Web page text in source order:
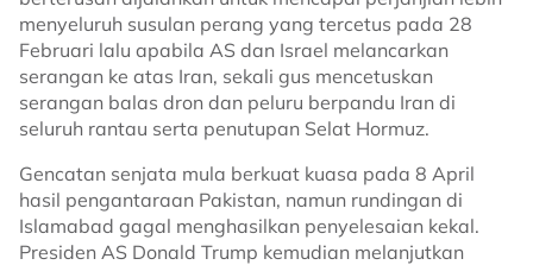
menyeluruh susulan perang yang tercetus pada 28
Februari lalu apabila AS dan Israel melancarkan
serangan ke atas Iran, sekali gus mencetuskan
serangan balas dron dan peluru berpandu Iran di
seluruh rantau serta penutupan Selat Hormuz.
Gencatan senjata mula berkuat kuasa pada 8 April
hasil pengantaraan Pakistan, namun rundingan di
Islamabad gagal menghasilkan penyelesaian kekal.
Presiden AS Donald Trump kemudian melanjutkan